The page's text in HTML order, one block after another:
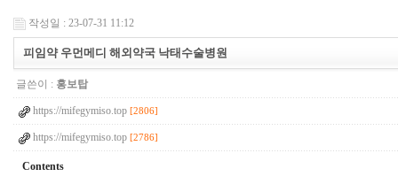
작성일 : 23-07-31 11:12
피임약 우먼메디 해외약국 낙태수술병원
글쓴이 : 홍보탑
https://mifegymiso.top [2806]
https://mifegymiso.top [2786]
Contents